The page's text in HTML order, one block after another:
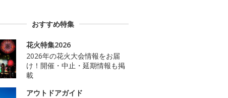
おすすめ特集
花火特集2026
2026年の花火大会情報をお届
け！開催・中止・延期情報も掲
載
アウトドアガイド